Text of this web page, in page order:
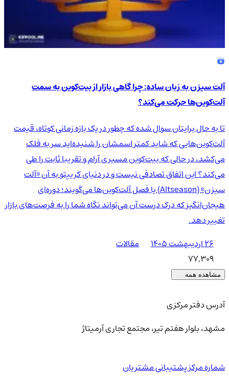
آلت سیزن به زبان ساده: چرا گاهی بازار از بیت‌کوین به سمت
آلت‌کوین‌ها حرکت می‌کند؟
تا به حال برایتان سوال شده که چطور در یک بازه زمانی کوتاه، قیمت
آلت‌کوین‌هایی که شاید کمتر اسمشان را شنیده‌اید سر به فلک
می‌کشد، در حالی که بیت‌کوین مسیری آرام و تقریبا ثابت را طی
می‌کند؟ این اتفاق تصادفی نیست و در دنیای کریپتو به آن «آلت
سیزن» (Altseason) یا فصل آلت‌کوین‌ها می‌گویند؛ دوره‌ای
هیجان‌انگیز که درک درست آن می‌تواند نگاه شما را به فرصت‌های بازار
تغییر دهد.
۲۶ اردیبهشت ۱۴۰۵
مقالات
77,309
مشاهده همه
آدرس دفتر مرکزی
مشهد، بلوار هفتم تیر، مجتمع تجاری آرمیتاژ
شماره مرکز پشتیبانی مشتریان